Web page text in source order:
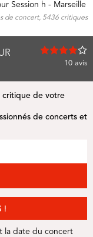
Session h - Marseille
de concert, 5436 critiques
10 avis
critique de votre
de concerts et
!
la date du concert